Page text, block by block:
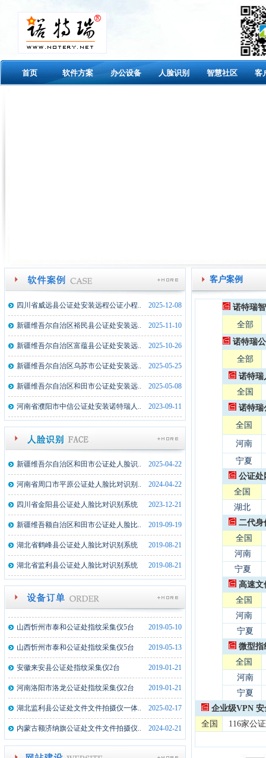
首页 软件方案 办公设备 人脸识别 智慧社区 客
四川省威远县公证处安装远程公证小程.. 2025-12-08
新疆维吾尔自治区裕民县公证处安装远.. 2025-11-10
新疆维吾尔自治区富蕴县公证处安装远.. 2025-10-26
新疆维吾尔自治区乌苏市公证处安装远.. 2025-05-25
新疆维吾尔自治区和田市公证处安装远.. 2025-05-08
河南省濮阳市中信公证处安装诺特瑞人.. 2023-09-11
新疆维吾尔自治区和田市公证处人脸识.. 2025-04-22
河南省周口市平原公证处人脸比对识别.. 2024-04-22
四川省金阳县公证处人脸比对识别系统 2023-12-21
新疆维吾额自治区和田市公证处人脸比.. 2019-09-19
湖北省鹤峰县公证处人脸比对识别系统 2019-08-21
湖北省监利县公证处人脸比对识别系统 2019-08-21
湖北监利县公证处文件文件拍摄仪一体.. 2025-02-17
内蒙古额济纳旗公证处文件文件拍摄仪.. 2024-02-21
湖北武穴市公证处文件文件拍摄仪一体.. 2023-08-22
新疆墨玉县公证处文件拍摄仪一体机1.. 2022-07-19
湖南俊昇伟业信息科技有限公司公证处..
山西忻州市泰和公证处指纹采集仪5台 2019-05-10
山西忻州市泰和公证处指纹采集仪5台 2019-05-13
安徽来安县公证处指纹采集仪2台 2019-01-21
河南洛阳市洛龙公证处指纹采集仪2台 2019-01-21
湖北监利县公证处文件文件拍摄仪一体.. 2025-02-17
内蒙古额济纳旗公证处文件文件拍摄仪.. 2024-02-21
湖北武穴市公证处文件文件拍摄仪一体.. 2023-08-22
客户案例
诺特瑞
全部
诺特瑞
全部
诺特瑞
全国
诺特瑞
全国
河南
宁夏
公证处
全国
湖北
二代身
全国
河南
宁夏
高速文
全国
河南
宁夏
微型指
全国
河南
宁夏
企业级VPN 安
全国
116家公